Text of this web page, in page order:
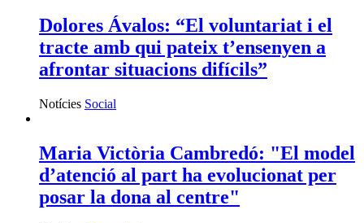
Dolores Ávalos: “El voluntariat i el
tracte amb qui pateix t’ensenyen a
afrontar situacions difícils”
Notícies Social
Maria Victòria Cambredó: "El model
d’atenció al part ha evolucionat per
posar la dona al centre"